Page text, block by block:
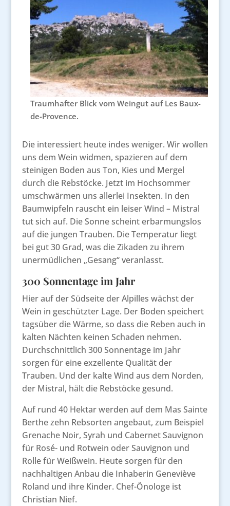
Traumhafter Blick vom Weingut auf Les Baux-
de-Provence.
Die interessiert heute indes weniger. Wir wollen
uns dem Wein widmen, spazieren auf dem
steinigen Boden aus Ton, Kies und Mergel
durch die Rebstöcke. Jetzt im Hochsommer
umschwärmen uns allerlei Insekten. In den
Baumwipfeln rauscht ein leiser Wind – Mistral
tut sich auf. Die Sonne scheint erbarmungslos
auf die jungen Trauben. Die Temperatur liegt
bei gut 30 Grad, was die Zikaden zu ihrem
unermüdlichen „Gesang“ veranlasst.
300 Sonnentage im Jahr
Hier auf der Südseite der Alpilles wächst der
Wein in geschützter Lage. Der Boden speichert
tagsüber die Wärme, so dass die Reben auch in
kalten Nächten keinen Schaden nehmen.
Durchschnittlich 300 Sonnentage im Jahr
sorgen für eine exzellente Qualität der
Trauben. Und der kalte Wind aus dem Norden,
der Mistral, hält die Rebstöcke gesund.
Auf rund 40 Hektar werden auf dem Mas Sainte
Berthe zehn Rebsorten angebaut, zum Beispiel
Grenache Noir, Syrah und Cabernet Sauvignon
für Rosé- und Rotwein oder Sauvignon und
Rolle für Weißwein. Heute sorgen für den
nachhaltigen Anbau die Inhaberin Geneviève
Roland und ihre Kinder. Chef-Önologe ist
Christian Nief.